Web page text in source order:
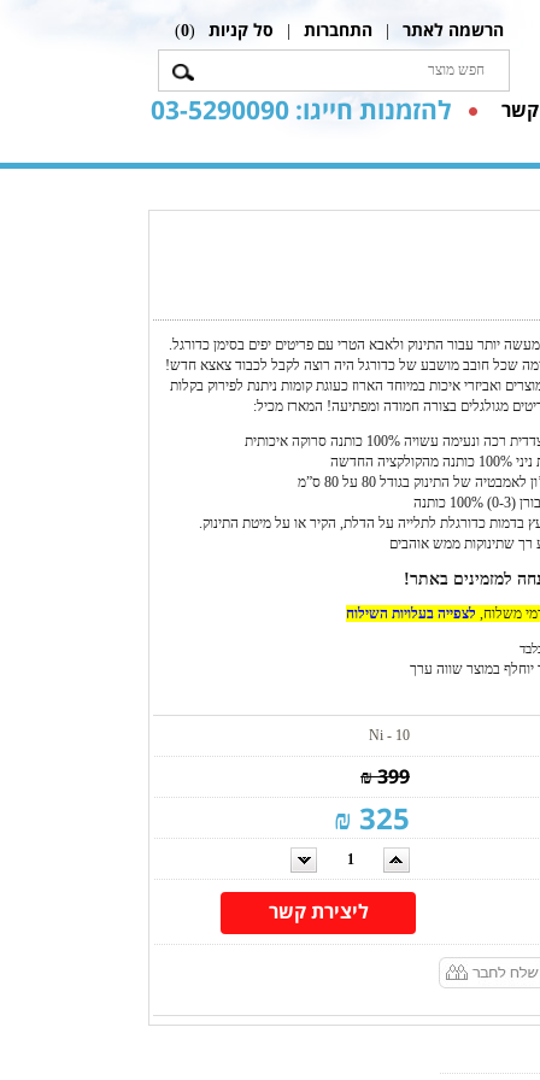
הרשמה לאתר התחברות סל קניות (
0
)
קשר להזמנות חייגו: 03-5290090
יותר עבור התינוק ולאבא הטרי עם פריטים יפים בסימן כדורגל.
שכל חובב מושבע של כדורגל היה רוצה לקבל לכבוד צאצא חדש!
ואביזרי איכות במיוחד הארוז כעוגת קומות ניתנת לפירוק בקלות
מגולגלים בצורה חמודה ומפתיעה! המארז מכיל:
ונעימה עשויה 100% כותנה סרוקה איכותית
החדשה
של התינוק בגודל 80 על 80 ס”מ
כותנה
בדמות כדורגלת לתלייה על הדלת, הקיר או על מיטת התינוק.
רך שתינוקות ממש אוהבים
משלוח, לצפייה בעלויות השילוח
במוצר שווה ערך
Ni - 10
399 ₪
325 ₪
ליצירת קשר